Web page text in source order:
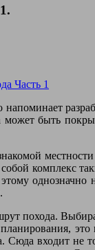
быть
комплекс
похода.
входит не